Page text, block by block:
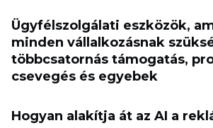
Ügyfélszolgálati eszközök,
minden vállalkozásnak
többcsatornás támogatás,
csevegés és egyebek
Hogyan alakítja át az AI a